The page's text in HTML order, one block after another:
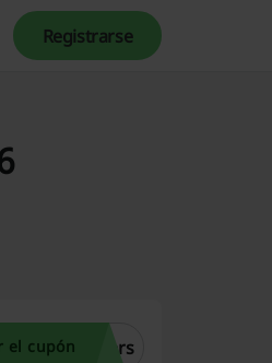
Registrarse
el cupón ers